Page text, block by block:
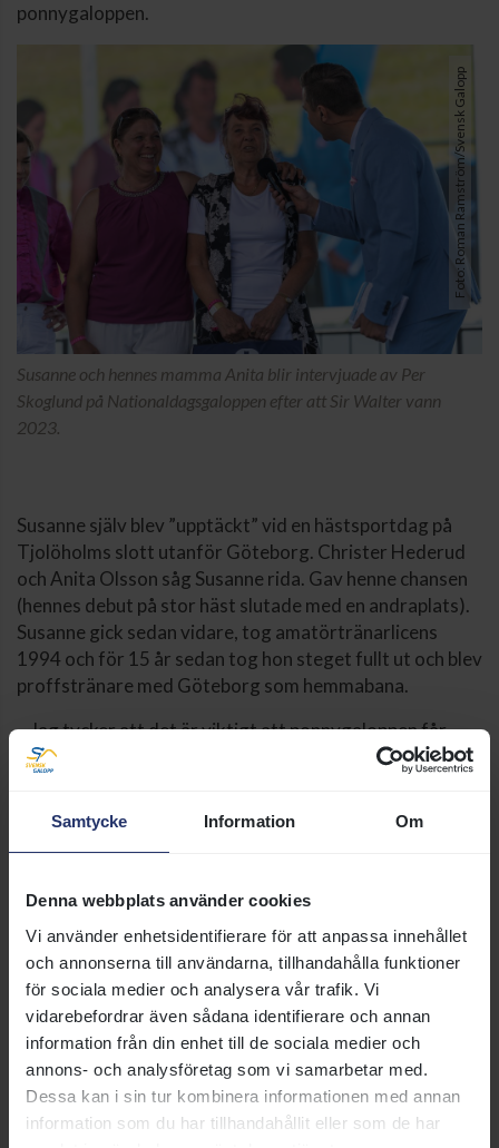
Samtycke Information Om
Denna webbplats använder cookies
Vi använder enhetsidentifierare för att anpassa innehållet
och annonserna till användarna, tillhandahålla funktioner
för sociala medier och analysera vår trafik. Vi
vidarebefordrar även sådana identifierare och annan
information från din enhet till de sociala medier och
annons- och analysföretag som vi samarbetar med.
Dessa kan i sin tur kombinera informationen med annan
information som du har tillhandahållit eller som de har
ponnygaloppen.
Foto: Roman Ramström/Svensk Galopp
Susanne och hennes mamma Anita blir intervjuade av Per
Skoglund på Nationaldagsgaloppen efter att Sir Walter vann
2023.
Susanne själv blev ”upptäckt” vid en hästsportdag på
Tjolöholms slott utanför Göteborg. Christer Hederud
och Anita Olsson såg Susanne rida. Gav henne chansen
(hennes debut på stor häst slutade med en andraplats).
Susanne gick sedan vidare, tog amatörtränarlicens
1994 och för 15 år sedan tog hon steget fullt ut och blev
proffstränare med Göteborg som hemmabana.
– Jag tycker att det är viktigt att ponnygaloppen får
chansen att visa upp sig. Det borde finnas möjlighet att
galoppdagar. Det tror jag att alla skulle tjäna på.
Foto: Stefan Olsson/Svensk Galopp